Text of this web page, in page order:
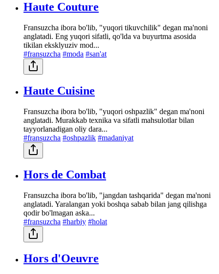
Haute Couture
Fransuzcha ibora bo'lib, "yuqori tikuvchilik" degan ma'noni
anglatadi. Eng yuqori sifatli, qo'lda va buyurtma asosida
tikilan eksklyuziv mod...
#fransuzcha #moda #san'at
Haute Cuisine
Fransuzcha ibora bo'lib, "yuqori oshpazlik" degan ma'noni
anglatadi. Murakkab texnika va sifatli mahsulotlar bilan
tayyorlanadigan oliy dara...
#fransuzcha #oshpazlik #madaniyat
Hors de Combat
Fransuzcha ibora bo'lib, "jangdan tashqarida" degan ma'noni
anglatadi. Yaralangan yoki boshqa sabab bilan jang qilishga
qodir bo'lmagan aska...
#fransuzcha #harbiy #holat
Hors d'Oeuvre